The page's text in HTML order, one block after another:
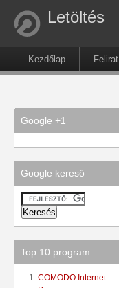
Letöltés
Kezdőlap Felirat
Google +1
Google kereső
Top 10 program
COMODO Internet